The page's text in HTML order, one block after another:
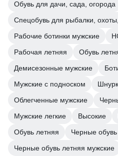
Обувь для дачи, сада, огорода
Спецобувь для рыбалки,
Рабочие ботинки мужские
Рабочая летняя
Обувь
Демисезонные мужские
Мужские с подноском
Облегченные мужские
Мужские легкие
Высокие
Обувь летняя
Черные обувь
Черные обувь летняя мужские